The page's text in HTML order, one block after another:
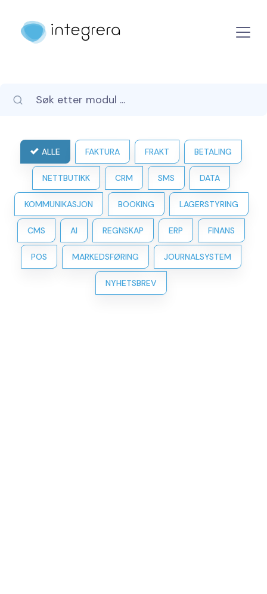
ALLE FAKTURA FRAKT BETALING
NETTBUTIKK CRM SMS DATA
KOMMUNIKASJON BOOKING LAGERSTYRING
CMS AI REGNSKAP ERP FINANS
POS MARKEDSFØRING JOURNALSYSTEM
NYHETSBREV